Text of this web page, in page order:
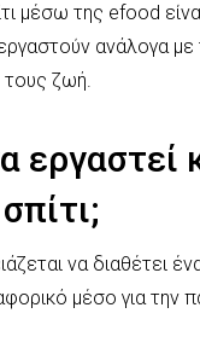
μέσω της efood
ανάλογα με
τους ζωή.
να διαθέτει
μέσο για την